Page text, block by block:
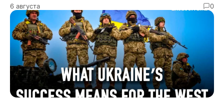
6 августа 0